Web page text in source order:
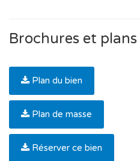
Brochures et plans
Plan du bien
Plan de masse
Réserver ce bien